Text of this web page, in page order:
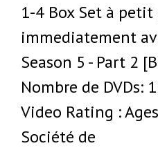
1-4 Box Set à petit
immediatement
Season 5 - Part 2
Nombre de DVDs:
Video Rating :
Société de